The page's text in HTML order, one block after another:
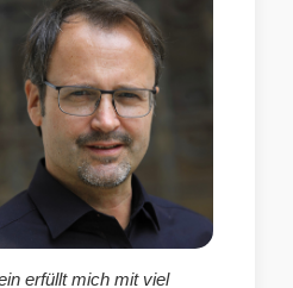
erfüllt mich mit viel